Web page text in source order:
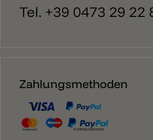
Tel. +39 0473 29 22
Zahlungsmethoden